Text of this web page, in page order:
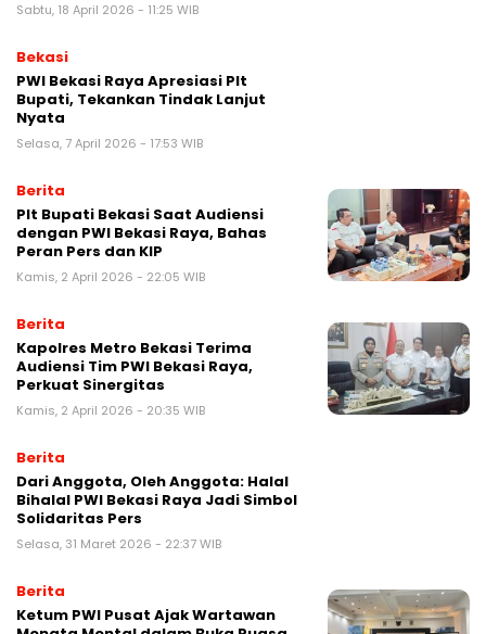
Sabtu, 18 April 2026 - 11:25 WIB
Bekasi
PWI Bekasi Raya Apresiasi Plt
Bupati, Tekankan Tindak Lanjut
Nyata
Selasa, 7 April 2026 - 17:53 WIB
Berita
Plt Bupati Bekasi Saat Audiensi
dengan PWI Bekasi Raya, Bahas
Peran Pers dan KIP
Kamis, 2 April 2026 - 22:05 WIB
Berita
Kapolres Metro Bekasi Terima
Audiensi Tim PWI Bekasi Raya,
Perkuat Sinergitas
Kamis, 2 April 2026 - 20:35 WIB
Berita
Dari Anggota, Oleh Anggota: Halal
Bihalal PWI Bekasi Raya Jadi Simbol
Solidaritas Pers
Selasa, 31 Maret 2026 - 22:37 WIB
Berita
Ketum PWI Pusat Ajak Wartawan